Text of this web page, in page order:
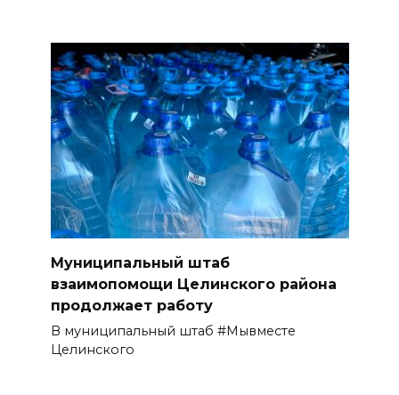
Муниципальный штаб
взаимопомощи Целинского района
продолжает работу
В муниципальный штаб #Мывместе
Целинского